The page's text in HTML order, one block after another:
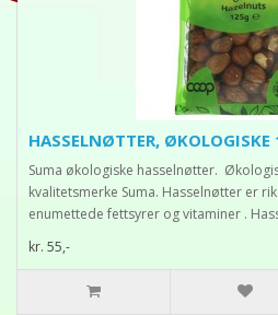
HASSELNØTTER, ØKOLOGISKE
Suma økologiske hasselnøtter.
kvalitetsmerke Suma. Hasselnøtter er
enumettede fettsyrer og vitaminer .
kr. 55,-